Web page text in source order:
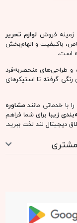
زمینه فروش لوازم تحریر
باکیفیت و الهام‌بخش
است.
و طراحی‌های منحصربه‌فرد
گرفته تا استیکرهای
با خدماتی مانندمشاوره
زیبا برای شما فراهم
دیجیتال لند لذت ببرید.